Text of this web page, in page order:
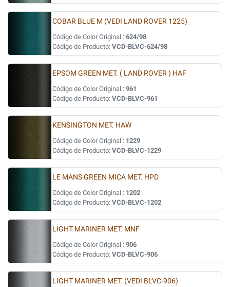
COBAR BLUE M (VEDI LAND ROVER 1225)
Código de Color Original : 624/98
Código de Producto: VCD-BLVC-624/98
EPSOM GREEN MET. ( LAND ROVER ) HAF
Código de Color Original : 961
Código de Producto: VCD-BLVC-961
KENSINGTON MET. HAW
Código de Color Original : 1229
Código de Producto: VCD-BLVC-1229
LE MANS GREEN MICA MET. HPD
Código de Color Original : 1202
Código de Producto: VCD-BLVC-1202
LIGHT MARINER MET. MNF
Código de Color Original : 906
Código de Producto: VCD-BLVC-906
LIGHT MARINER MET. (VEDI BLVC-906)